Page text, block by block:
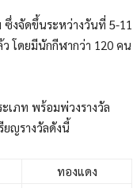
งจัดขึ้นระหว่างวันที่ 5-11
โดยมีนักกีฬากว่า 120 คน
เภท พร้อมพ่วงรางวัล
ญรางวัลดังนี้
ทองแดง